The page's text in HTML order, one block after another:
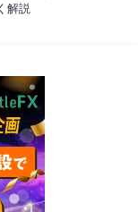
解説